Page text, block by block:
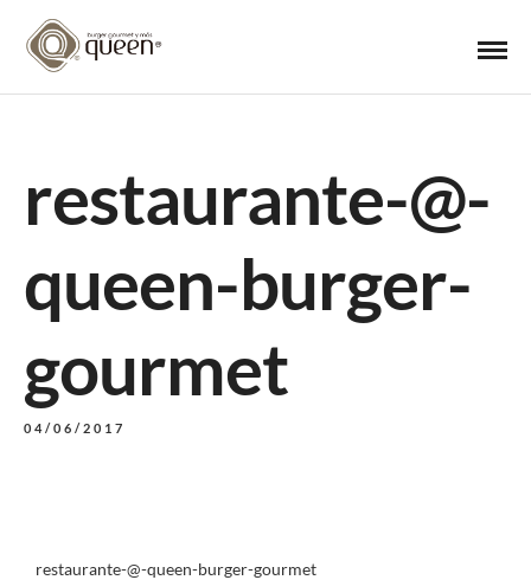
restaurante-@-
queen-burger-
gourmet
04/06/2017
restaurante-@-queen-burger-gourmet